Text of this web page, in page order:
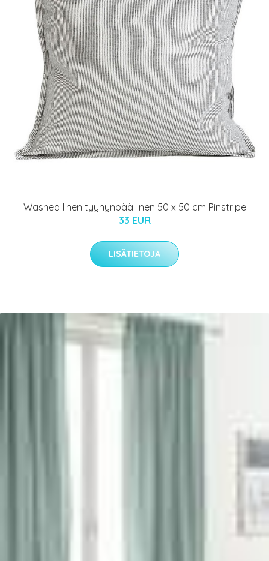
Washed linen tyynynpäällinen 50 x 50 cm Pinstripe
33 EUR
LISÄTIETOJA